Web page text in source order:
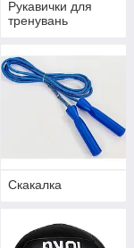
Рукавички для
тренувань
Скакалка